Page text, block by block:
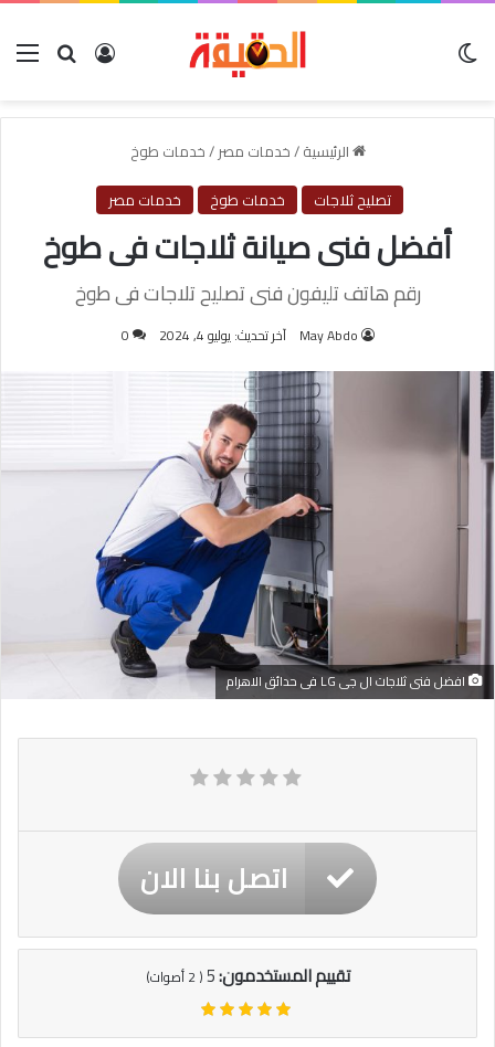
بحث عنتسجيل
الرئيسية/خدمات مصر/خدمات طوخ
تصليح ثلاجات
خدمات طوخ خدمات مصر
أفضل فنى صيانة ثلاجات فى طوخ
رقم هاتف تليفون فنى تصليح تلاجات فى طوخ
May Abdo آخر تحديث: يوليو 4, 2024 0
افضل فنى ثلاجات ال جى LG فى حدائق الاهرام
اتصل بنا الان
تقييم المستخدمون:5
(
2أصوات)